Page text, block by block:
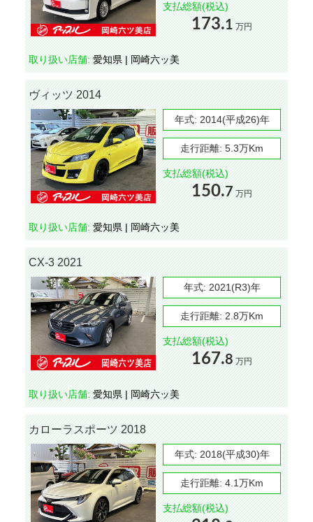
支払総額(税込)
173.1 万円
取り扱い店舗: 愛知県 | 岡崎六ッ美
ヴィッツ 2014
年式: 2014(平成26)年
走行距離: 5.3万Km
支払総額(税込)
150.7 万円
取り扱い店舗: 愛知県 | 岡崎六ッ美
CX-3 2021
年式: 2021(R3)年
走行距離: 2.8万Km
支払総額(税込)
167.8 万円
取り扱い店舗: 愛知県 | 岡崎六ッ美
カローラスポーツ 2018
年式: 2018(平成30)年
走行距離: 4.1万Km
支払総額(税込)